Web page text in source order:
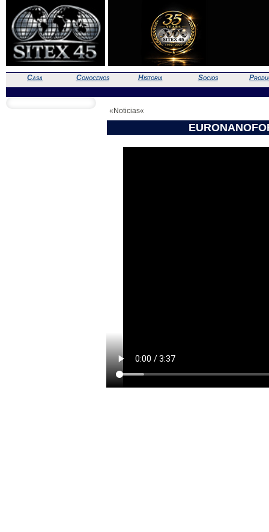
Casa Conocenos Historia Socios
«Noticias«